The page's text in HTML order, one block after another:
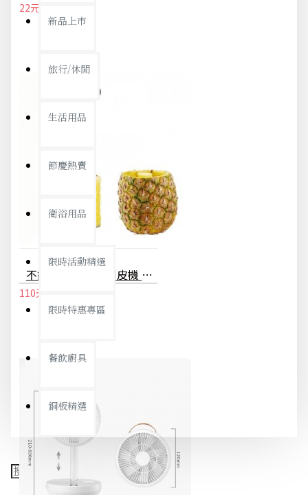
新品上市
旅行/休閒
生活用品
節慶熱賣
衛浴用品
限時活動精選
限時特惠專區
餐飲廚具
銅板精選
22元
不鏽鋼切鳳梨器 削皮機 鳳梨削皮器 多功能水果削皮刀
110元